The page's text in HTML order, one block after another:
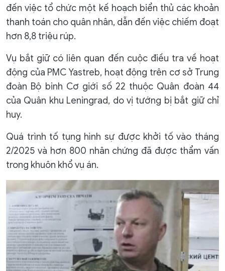
đến việc tổ chức một kế hoạch biển thủ các khoản
thanh toán cho quân nhân, dẫn đến việc chiếm đoạt
hơn 8,8 triệu rúp.
Vụ bắt giữ có liên quan đến cuộc điều tra về hoạt
động của PMC Yastreb, hoạt động trên cơ sở Trung
đoàn Bộ binh Cơ giới số 22 thuộc Quân đoàn 44
của Quân khu Leningrad, do vị tướng bị bắt giữ chỉ
huy.
Quá trình tố tụng hình sự được khởi tố vào tháng
2/2025 và hơn 800 nhân chứng đã được thẩm vấn
trong khuôn khổ vụ án.